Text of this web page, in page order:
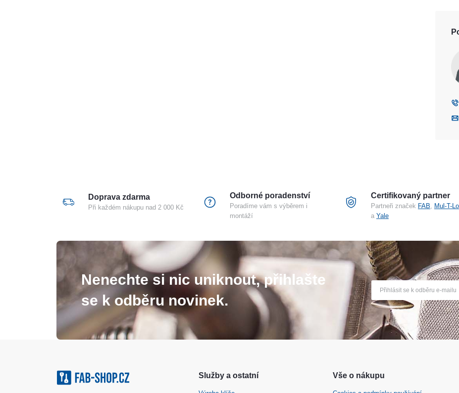
Doprava zdarma
Při každém nákupu nad 2 000 Kč
Odborné poradenství
Poradíme vám s výběrem i
montáží
Certifikovaný partner
Partneři značek FAB, Mul-T-
a Yale
Nenechte si nic uniknout, přihlašte
se k odběru novinek.
Služby a ostatní Vše o nákupu